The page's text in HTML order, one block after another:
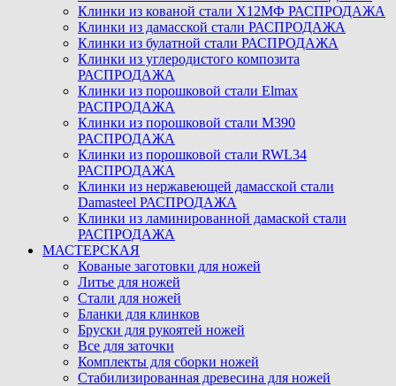
Клинки из кованой стали Х12МФ РАСПРОДАЖА
Клинки из дамасской стали РАСПРОДАЖА
Клинки из булатной стали РАСПРОДАЖА
Клинки из углеродистого композита
РАСПРОДАЖА
Клинки из порошковой стали Elmax
РАСПРОДАЖА
Клинки из порошковой стали M390
РАСПРОДАЖА
Клинки из порошковой стали RWL34
РАСПРОДАЖА
Клинки из нержавеющей дамасской стали
Damasteel РАСПРОДАЖА
Клинки из ламинированной дамаской стали
РАСПРОДАЖА
МАСТЕРСКАЯ
Кованые заготовки для ножей
Литье для ножей
Стали для ножей
Бланки для клинков
Бруски для рукоятей ножей
Все для заточки
Комплекты для сборки ножей
Стабилизированная древесина для ножей